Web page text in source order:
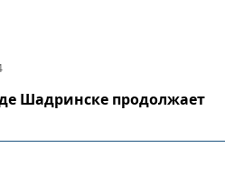
Шадринске продолжает